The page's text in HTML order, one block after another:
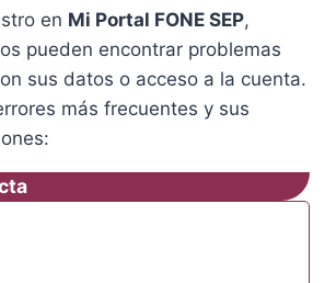
en Mi Portal FONE SEP,
pueden encontrar problemas
sus datos o acceso a la cuenta.
más frecuentes y sus